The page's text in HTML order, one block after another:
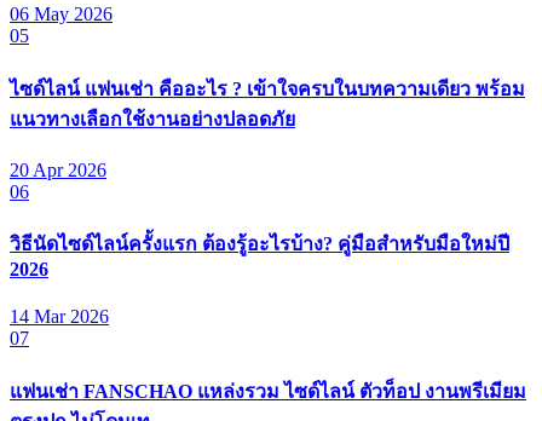
06 May 2026
05
ไซด์ไลน์ แฟนเช่า คืออะไร ? เข้าใจครบในบทความเดียว พร้อม
แนวทางเลือกใช้งานอย่างปลอดภัย
20 Apr 2026
06
วิธีนัดไซด์ไลน์ครั้งแรก ต้องรู้อะไรบ้าง? คู่มือสำหรับมือใหม่ปี
2026
14 Mar 2026
07
แฟนเช่า FANSCHAO แหล่งรวม ไซด์ไลน์ ตัวท็อป งานพรีเมียม